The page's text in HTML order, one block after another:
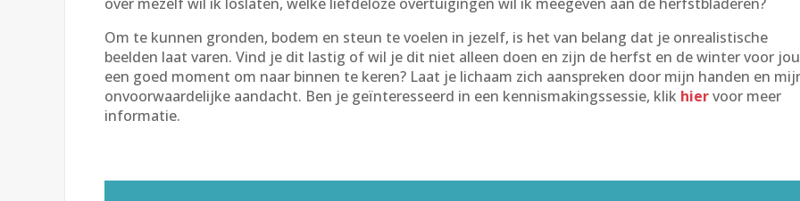
Om te kunnen gronden, bodem en steun te voelen in jezelf, is het van belang dat je onrealistische
beelden laat varen. Vind je dit lastig of wil je dit niet alleen doen en zijn de herfst en de winter voor jou
een goed moment om naar binnen te keren? Laat je lichaam zich aanspreken door mijn handen en
onvoorwaardelijke aandacht. Ben je geïnteresseerd in een kennismakingssessie, klik hiervoor meer
informatie.